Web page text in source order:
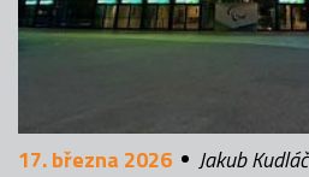
17. března 2026 Jakub Kudláč